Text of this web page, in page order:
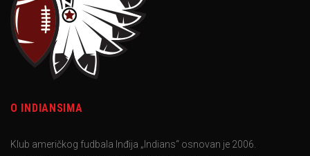
O INDIANSIMA
Klub američkog fudbala Inđija „Indians“ osnovan je 2006.